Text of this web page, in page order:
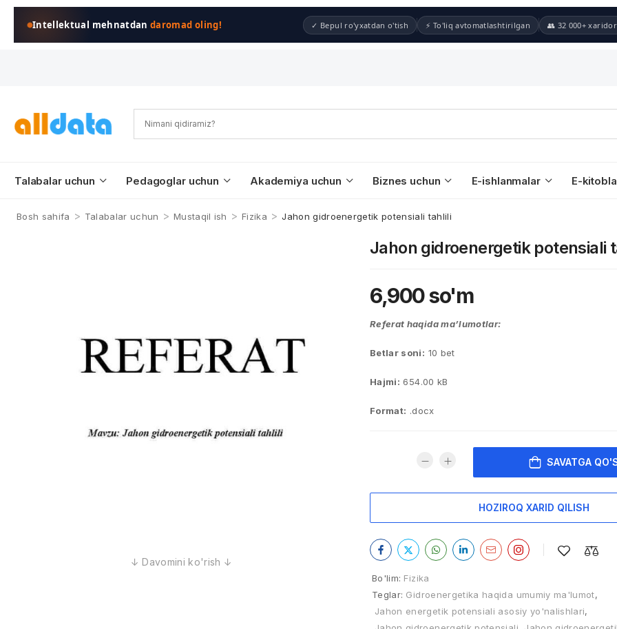
Intellektual mehnatdandaromad oling! ✓ Bepul ro'yxatdan o'tish ⚡ To'liq avtomatlashtirilgan 👥 32 000+ xaridor
Talabalar uchun Pedagoglar uchun Akademiya uchun Biznes uchun E-ishlanmalar E-
Bosh sahifa > Talabalar uchun > Mustaqil ish > Fizika > Jahon gidroenergetik potensiali tahlili
Jahon gidroenergetik potensiali
6,900so'm
Referat haqida ma’lumotlar:
Betlar soni: 10 bet
Hajmi: 654.00 kB
Format: .docx
SAVATGA
HOZIROQ XARID QILISH
Bo'lim: Fizika
Teglar: Gidroenergetika haqida umumiy ma'lumot,
Jahon energetik potensiali asosiy yo'nalishlari,